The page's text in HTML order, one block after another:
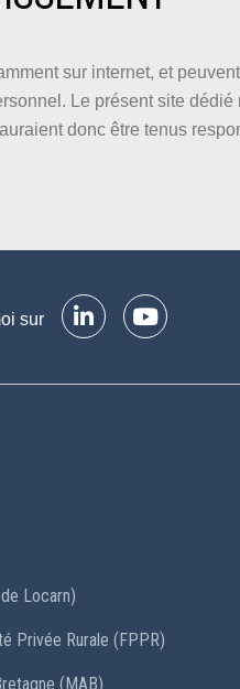
sur internet, et
Le présent site
donc être tenus
sur
Locarn)
Privée Rurale (FPPR)
(MAB)